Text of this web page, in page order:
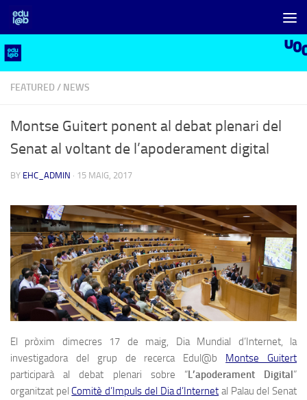
Skip to content
FEATURED / NEWS
Montse Guitert ponent al debat plenari del
Senat al voltant de l’apoderament digital
BY EHC_ADMIN · 15 MAIG, 2017
El pròxim dimecres 17 de maig, Dia Mundial d’Internet, la
investigadora del grup de recerca Edul@b Montse Guitert
participarà al debat plenari sobre “L’apoderament Digital”
organitzat pel Comitè d’Impuls del Dia d’Internet al Palau del Senat